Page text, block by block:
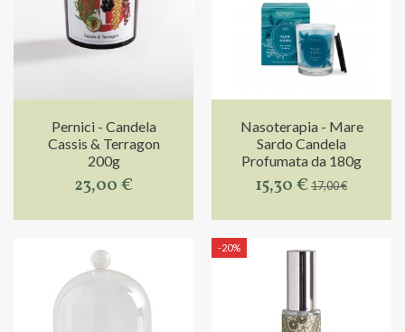
Pernici - Candela
Cassis & Terragon
200g
23,00 €
Nasoterapia - Mare
Sardo Candela
Profumata da 180g
15,30 €17,00 €
-20%